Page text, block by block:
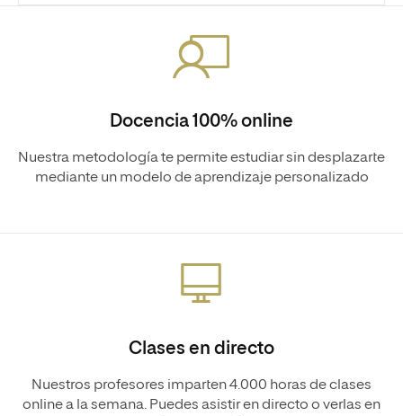
Docencia 100% online
Nuestra metodología te permite estudiar sin desplazarte
mediante un modelo de aprendizaje personalizado
Clases en directo
Nuestros profesores imparten 4.000 horas de clases
online a la semana. Puedes asistir en directo o verlas en